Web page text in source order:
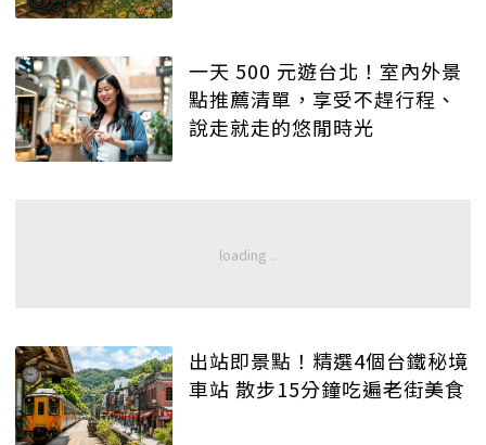
一天 500 元遊台北！室內外景
點推薦清單，享受不趕行程、
說走就走的悠閒時光
出站即景點！精選4個台鐵秘境
車站 散步15分鐘吃遍老街美食